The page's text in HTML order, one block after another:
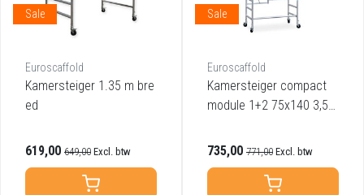
Sale
Euroscaffold
Kamersteiger 1.35 m bre
ed
619,00 649,00 Excl. btw
Sale
Euroscaffold
Kamersteiger compact
module 1+2 75x140 3,5m
735,00 771,00 Excl. btw